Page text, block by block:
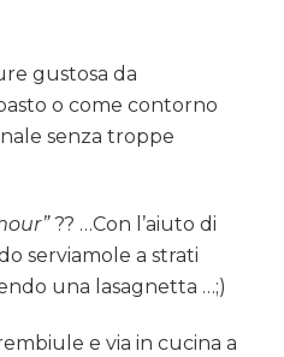
gustosa da
o come contorno
senza troppe
?? …Con l’aiuto di
serviamole a strati
una lasagnetta …;)
e via in cucina a